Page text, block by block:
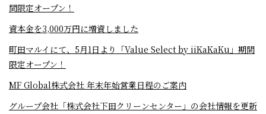
間限定オープン！
資本金を3,000万円に増資しました
町田マルイにて、5月1日より「Value Select by iiKaKaKu」期間
限定オープン！
MF Global株式会社 年末年始営業日程のご案内
グループ会社「株式会社下田クリーンセンター」の会社情報を更新